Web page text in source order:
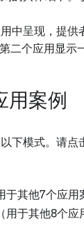
中呈现，提
二个应用显示
用案例
下模式。请
于其他7个应用
（用于其他8个应